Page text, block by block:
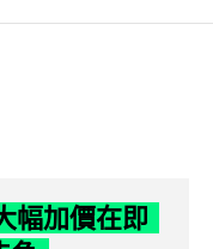
幅加價在即